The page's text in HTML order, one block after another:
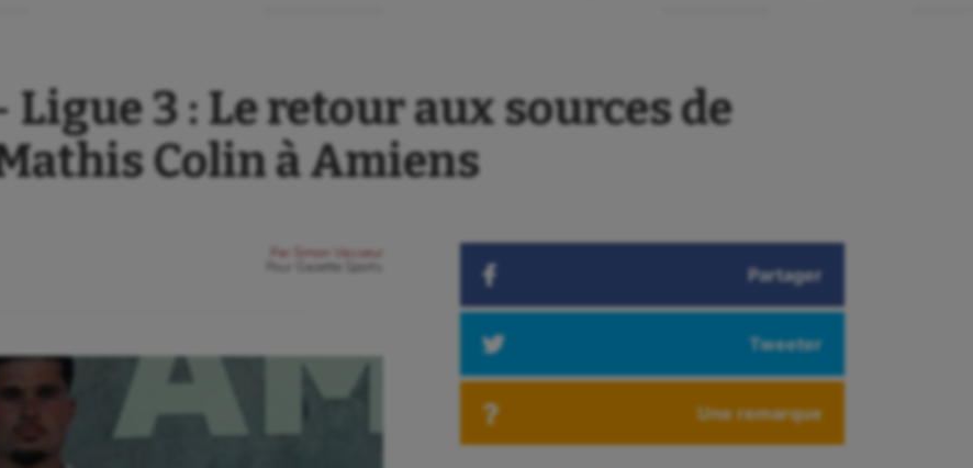
Ligue 3 : Le retour aux sources de
Colin à Amiens
Par
Simon Vasseur
Gazette Sports Partager
Tweeter
Une remarque